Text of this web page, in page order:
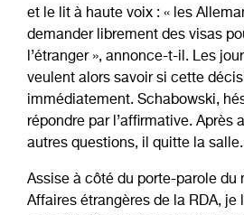
et le lit à haute voix : « les
demander librement des visas
l’étranger », annonce-t-il. Les
veulent alors savoir si cette
immédiatement. Schabowski,
répondre par l’affirmative. Après
autres questions, il quitte la salle.
Assise à côté du porte-parole du
Affaires étrangères de la RDA, je